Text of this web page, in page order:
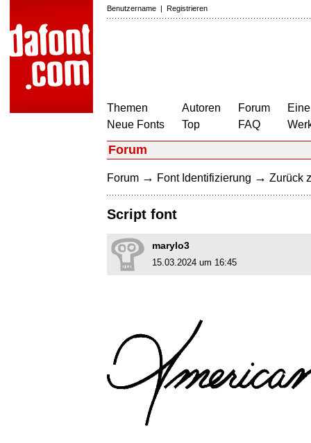
Benutzername | Registrieren
Themen
Neue Fonts
Autoren
Top
Forum
FAQ
Forum
Forum → Font Identifizierung → Zurück
Script font
marylo3
15.03.2024 um 16:45